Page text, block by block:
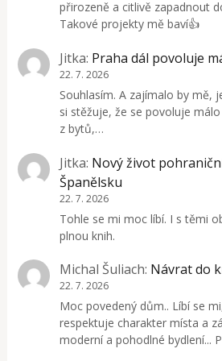
přirozeně a citlivě zapadnout
Takové projekty mě baví👍
Jitka: Praha dál povoluje
22. 7. 2026
Souhlasím. A zajímalo by mě,
si stěžuje, že se povoluje
z bytů,…
Jitka: Nový život
Španělsku
22. 7. 2026
Tohle se mi moc líbí. I s těmi
plnou knih.
Michal Šuliach: Návrat do
22. 7. 2026
Moc povedený dům.. Líbí se
respektuje charakter místa a
moderní a pohodlné bydlení...